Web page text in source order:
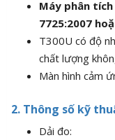
Máy phân tích
7725:2007
T300U có độ
chất lượng
Màn hình cảm
2. Thông số kỹ
Dải đo: